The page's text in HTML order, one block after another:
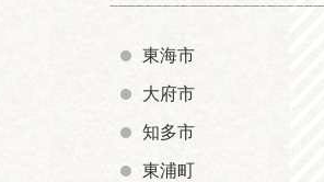
東海市
大府市
知多市
東浦町